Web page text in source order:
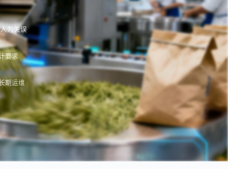
为失误
要求
期运维